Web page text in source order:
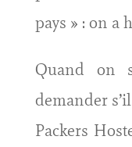
pays » : on a
Quand on
demander
Packers